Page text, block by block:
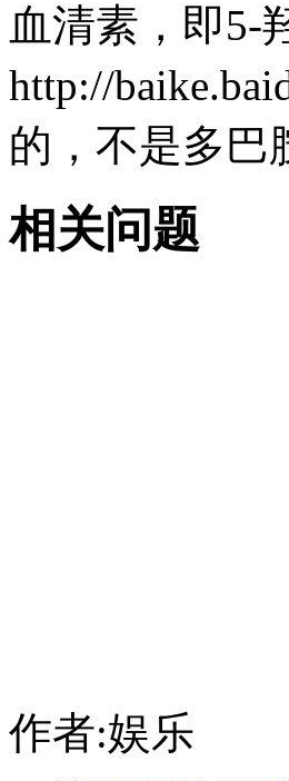
血清素，即5-
http://
的，不是多巴
相关问题
作者:娱乐